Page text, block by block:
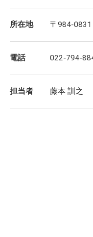
所在地 〒984-
電話 022-794-
担当者 藤本 訓之